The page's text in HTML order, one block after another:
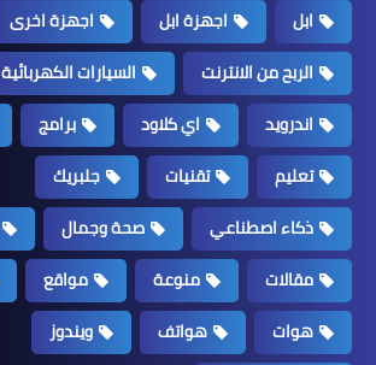
ابل اجهزة ابل اجهزة اخرى
الربح من الانترنت
السيارات الكهربائية
اندرويد
اي كلاود برامج
تعليم
تقنيات
جلبريك
ذكاء اصطناعي
صحة وجمال
مقالات
منوعة مواقع
هوات
هواتف
ويندوز